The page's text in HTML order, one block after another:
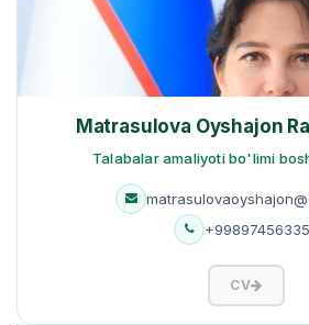
Matrasulova Oyshajon
Talabalar amaliyoti bo'limi
CV